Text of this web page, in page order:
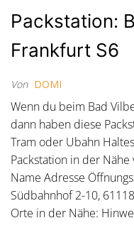
Packstation:
Frankfurt S6
Von DOMI
Wenn du beim Bad
dann haben diese
Tram oder Ubahn
Packstation in der
Name Adresse
Südbahnhof 2-10,
Orte in der Nähe: